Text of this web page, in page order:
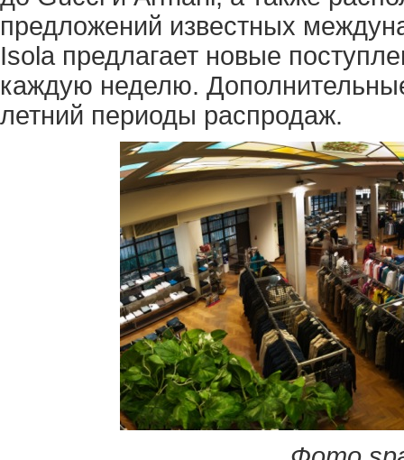
предложений известных
Isola предлагает новые
каждую неделю.
летний периоды распродаж.